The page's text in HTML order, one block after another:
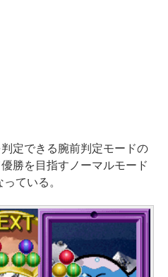
定できる腕前判定モードの
勝を目指すノーマルモード
ている。